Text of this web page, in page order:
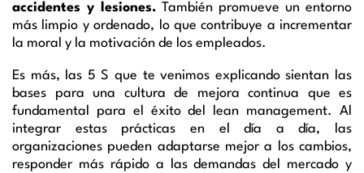
accidentes y lesiones. También promueve un entorno
más limpio y ordenado, lo que contribuye a incrementar
la moral y la motivación de los empleados.
Es más, las 5 S que te venimos explicando sientan las
bases para una cultura de mejora continua que es
fundamental para el éxito del lean management. Al
integrar estas prácticas en el día a día, las
organizaciones pueden adaptarse mejor a los cambios,
responder más rápido a las demandas del mercado y